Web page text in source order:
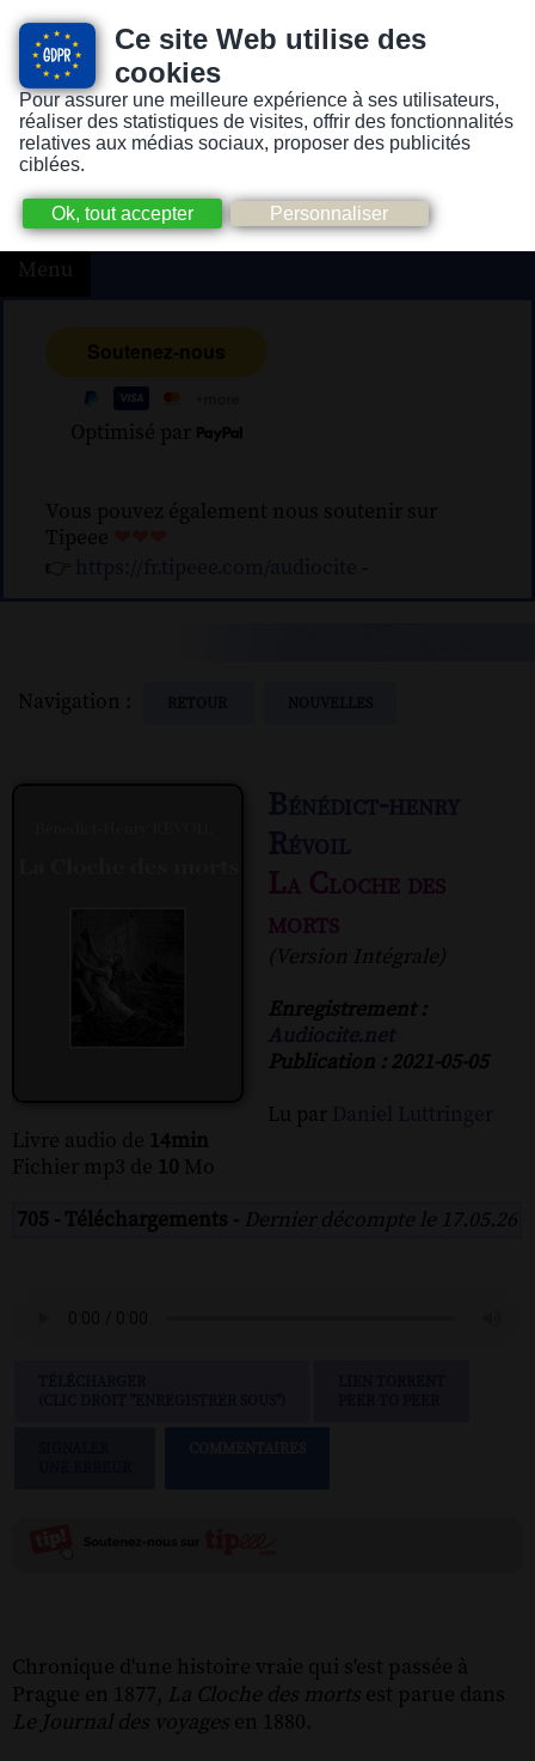
Ce site Web utilise des
cookies
Pour assurer une meilleure expérience à ses utilisateurs,
réaliser des statistiques de visites, offrir des fonctionnalités
relatives aux médias sociaux, proposer des publicités
ciblées.
Version pour personnes mal-voyantes ou non-voyantes
Menu
Optimisé par
Vous pouvez également nous soutenir sur
Tipeee
👉
-
Navigation :
La Cloche des
morts
(Version Intégrale)
Enregistrement :
Publication : 2021-05-05
Lu par
Livre audio de 14min
Fichier mp3 de 10 Mo
705 - Téléchargements - Dernier décompte le 17.05.26
Chronique d'une histoire vraie qui s'est passée à
Prague en 1877, La Cloche des morts est parue dans
Le Journal des voyages en 1880.